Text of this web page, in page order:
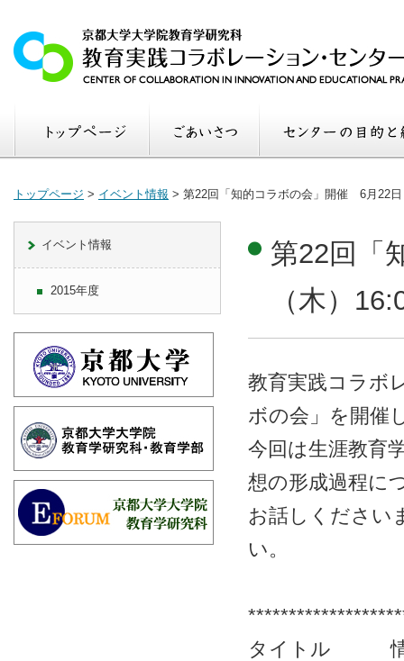
トップページ > イベント情報 > 第22回「知的コラボの会」開催 6月22日
第22回「
（木）
教育実践コラボ
ボの会」を開催
今回は生涯教育
想の形成過程に
お話しください
い。
タイトル 情報
イベント情報
2015年度